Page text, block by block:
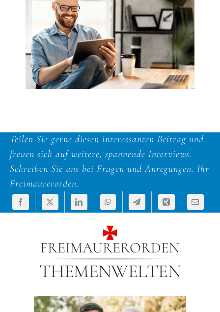
Teilen Sie gerne diesen interessanten Beitrag und
freuen sich auf weitere, spannende Interviews.
Schreiben Sie uns bei Fragen und Anregungen. Ihr
Freimaurerorden.
FREIMAURERORDEN
THEMENWELTEN